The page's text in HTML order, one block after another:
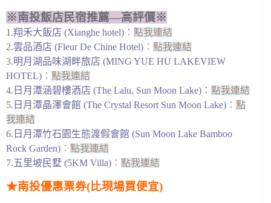
※南投飯店民宿推薦—高評價※
1.翔禾大飯店 (Xianghe hotel) ︰ 點我連結
2.雲品酒店 (Fleur De Chine Hotel) ︰ 點我連結
3.明月湖品味湖畔旅店 (MING YUE HU LAKEVIEW
HOTEL) ︰ 點我連結
4. 日月潭涵碧樓酒店 (The Lalu, Sun Moon Lake) ︰ 點我連結
5. 日月潭晶澤會館 (The Crystal Resort Sun Moon Lake) ︰ 點
我連結
6. 日月潭竹石園生態渡假會館 (Sun Moon Lake Bamboo
Rock Garden) ︰ 點我連結
7.五里坡民墅 (5KM Villa) ︰ 點我連結
★南投優惠票券(比現場買便宜)